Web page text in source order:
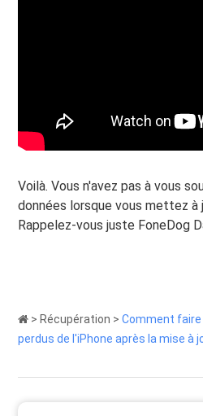
Voilà. Vous n'avez pas à vous
données lorsque vous mettez à
Rappelez-vous juste FoneDog
> Récupération >Comment
perdus de l'iPhone après la mise à